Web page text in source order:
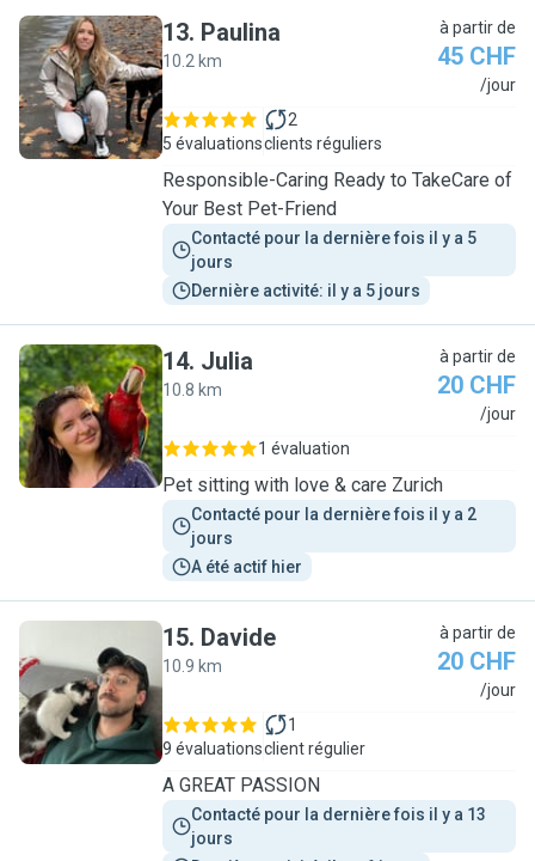
P
13. Paulina
10.2 km
à partir de
45 CHF
/jour
5 évaluations
2
clients réguliers
Responsible-Caring Ready to TakeCare of
Your Best Pet-Friend
Contacté pour la dernière fois il y a 5
jours
Dernière activité: il y a 5 jours
J
14. Julia
10.8 km
à partir de
20 CHF
/jour
1 évaluation
Pet sitting with love & care Zurich
Contacté pour la dernière fois il y a 2
jours
A été actif hier
D
15. Davide
10.9 km
à partir de
20 CHF
/jour
9 évaluations
1
client régulier
A GREAT PASSION
Contacté pour la dernière fois il y a 13
jours